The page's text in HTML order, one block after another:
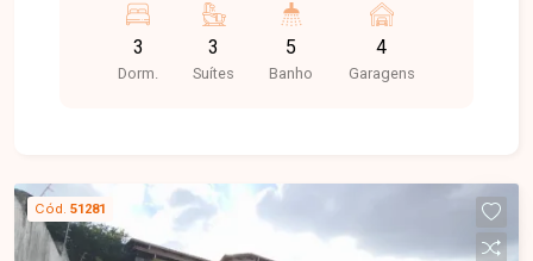
completa com supermercados, escolas,
farmácias, restaurantes e diversos serviços,
proporcionando praticidade, conforto e qualidade
sendo 01 com hidromassagem, cozinha
planejada, área de serviço separada, varanda
gourmet com churrasqueira, banheiro e despensa
3
Dorm.
3
Suítes
5
Banho
4
Garagens
Cód. 51281